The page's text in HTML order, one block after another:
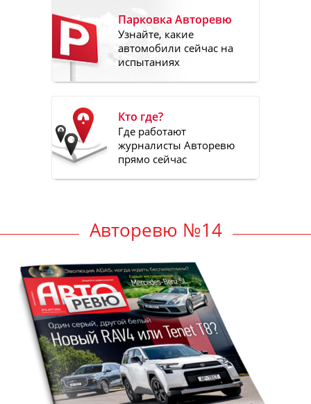
Парковка Авторевю
Узнайте, какие
автомобили сейчас на
испытаниях
Кто где?
Где работают
журналисты Авторевю
прямо сейчас
Авторевю №14